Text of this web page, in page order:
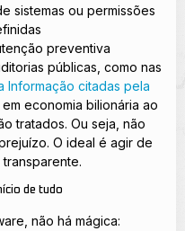
sistemas ou permissões
preventiva
públicas, como nas
citadas pela
em economia bilionária ao
tratados. Ou seja, não
O ideal é agir de
de tudo
não há mágica: